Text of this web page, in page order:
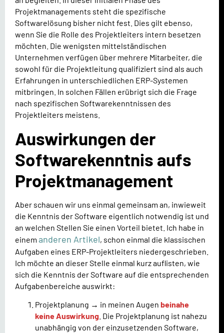
Projektmanagements steht die spezifische
Softwarelösung bisher nicht fest. Dies gilt ebenso,
wenn Sie die Rolle des Projektleiters intern besetzen
möchten. Die wenigsten mittelständischen
Unternehmen verfügen über mehrere Mitarbeiter, die
sowohl für die Projektleitung qualifiziert sind als auch
Erfahrungen in unterschiedlichen ERP-Systemen
mitbringen. In solchen Fällen erübrigt sich die Frage
nach spezifischen Softwarekenntnissen des
Projektleiters meistens.
Auswirkungen der
Softwarekenntnis aufs
Projektmanagement
Aber schauen wir uns einmal gemeinsam an, inwieweit
die Kenntnis der Software eigentlich notwendig ist und
an welchen Stellen Sie einen Vorteil bietet. Ich habe in
einem anderen Artikel, schon einmal die klassischen
Aufgaben eines ERP-Projektleiters niedergeschrieben.
Ich möchte an dieser Stelle einmal kurz auflisten, wie
sich die Kenntnis der Software auf die entsprechenden
Aufgabenbereiche auswirkt:
Projektplanung → in meinen Augen beinahe
keine Auswirkung . Die Projektplanung ist nahezu
unabhängig von der einzusetzenden Software,